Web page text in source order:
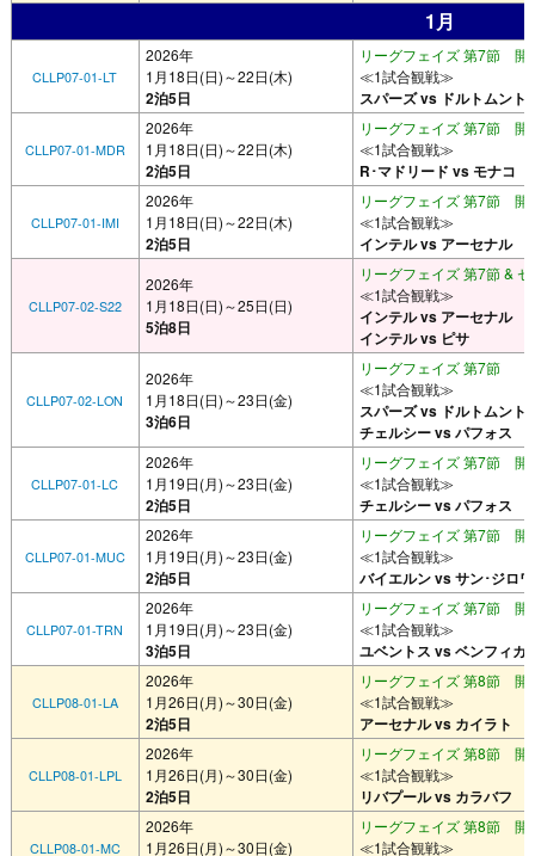
1月
CLLP07-01-LT
2026年
1月18日(日)～22日(木)
2泊5日
リーグフェイズ 第7節 開
≪1試合観戦≫
スパーズ vs ドルトムント
CLLP07-01-MDR
2026年
1月18日(日)～22日(木)
2泊5日
リーグフェイズ 第7節 開
≪1試合観戦≫
R･マドリード vs モナコ
CLLP07-01-IMI
2026年
1月18日(日)～22日(木)
2泊5日
リーグフェイズ 第7節 開
≪1試合観戦≫
インテル vs アーセナル
CLLP07-02-S22
2026年
1月18日(日)～25日(日)
5泊8日
リーグフェイズ 第7節 &
≪1試合観戦≫
インテル vs アーセナル
インテル vs ピサ
CLLP07-02-LON
2026年
1月18日(日)～23日(金)
3泊6日
リーグフェイズ 第7節
≪1試合観戦≫
スパーズ vs ドルトムント
チェルシー vs パフォス
CLLP07-01-LC
2026年
1月19日(月)～23日(金)
2泊5日
リーグフェイズ 第7節 開
≪1試合観戦≫
チェルシー vs パフォス
CLLP07-01-MUC
2026年
1月19日(月)～23日(金)
2泊5日
リーグフェイズ 第7節 開
≪1試合観戦≫
バイエルン vs サン･ジロ
CLLP07-01-TRN
2026年
1月19日(月)～23日(金)
3泊5日
リーグフェイズ 第7節 開
≪1試合観戦≫
ユベントス vs ベンフィカ
CLLP08-01-LA
2026年
1月26日(月)～30日(金)
2泊5日
リーグフェイズ 第8節 開
≪1試合観戦≫
アーセナル vs カイラト
CLLP08-01-LPL
2026年
1月26日(月)～30日(金)
2泊5日
リーグフェイズ 第8節 開
≪1試合観戦≫
リバプール vs カラバフ
CLLP08-01-MC
2026年
1月26日(月)～30日(金)
リーグフェイズ 第8節 開
≪1試合観戦≫